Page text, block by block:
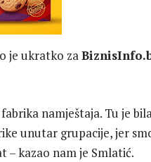
je ukratko za
namještaja. Tu je
unutar grupacije, jer
– kazao nam je Smlatić.